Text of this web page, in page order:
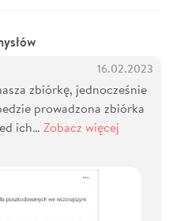
16.02.2023
zbiórkę, jednocześnie
prowadzona zbiórka
ich… Zobacz więcej